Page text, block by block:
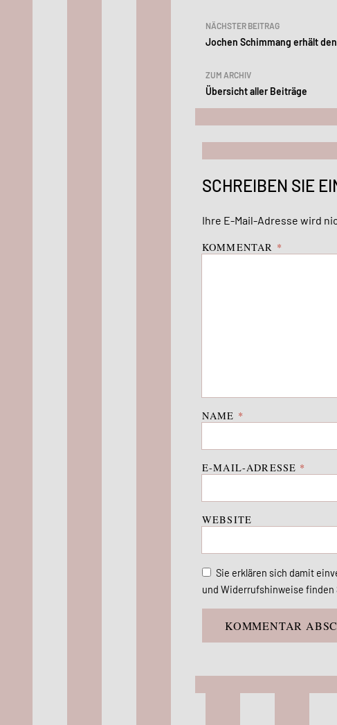
NÄCHSTER BEITRAG
Jochen Schimmang erhält
ZUM ARCHIV
Übersicht aller Beiträge
SCHREIBEN SIE
Ihre E-Mail-Adresse wird
KOMMENTAR *
NAME *
E-MAIL-ADRESSE *
WEBSITE
Sie erklären sich damit
und Widerrufshinweise finden